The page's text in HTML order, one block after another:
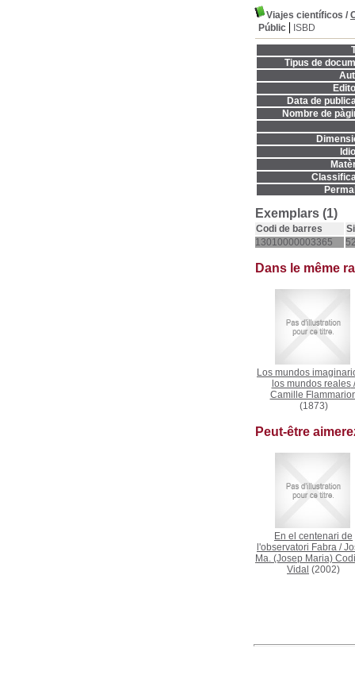
Viajes científicos /
Públic
ISBD
Tipus de
Data de
Nombre de
Exemplars (1)
Codi de barres
13010000003365
Dans le même
Los mundos
los mundos reales/
Camille
(1873)
Peut-être
En el centenari de
l'observatori Fabra /
Ma. (Josep Maria)
Vidal (2002)